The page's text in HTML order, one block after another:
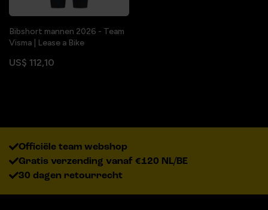
Bibshort mannen 2026 - Team
Visma | Lease a Bike
US$ 112,10
Officiële team webshop
Gratis verzending vanaf €120 NL/BE
30 dagen retourrecht